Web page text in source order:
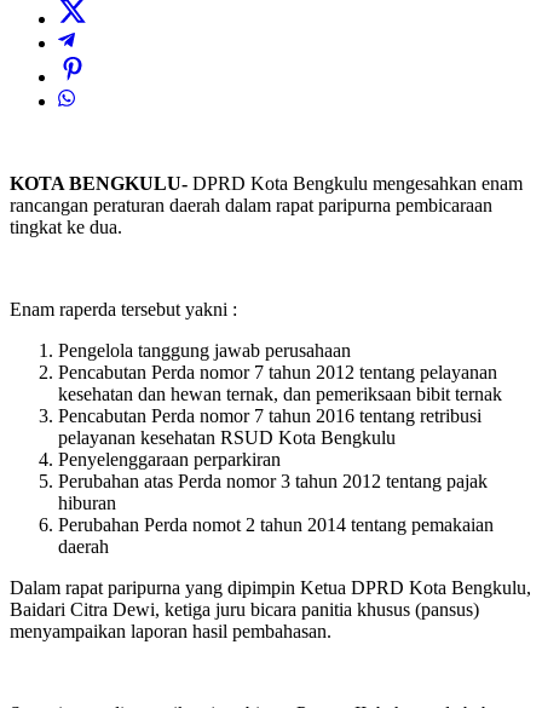
KOTA BENGKULU- DPRD Kota Bengkulu mengesahkan enam
rancangan peraturan daerah dalam rapat paripurna pembicaraan
tingkat ke dua.
Enam raperda tersebut yakni :
Pengelola tanggung jawab perusahaan
Pencabutan Perda nomor 7 tahun 2012 tentang pelayanan
kesehatan dan hewan ternak, dan pemeriksaan bibit ternak
Pencabutan Perda nomor 7 tahun 2016 tentang retribusi
pelayanan kesehatan RSUD Kota Bengkulu
Penyelenggaraan perparkiran
Perubahan atas Perda nomor 3 tahun 2012 tentang pajak
hiburan
Perubahan Perda nomot 2 tahun 2014 tentang pemakaian
daerah
Dalam rapat paripurna yang dipimpin Ketua DPRD Kota Bengkulu,
Baidari Citra Dewi, ketiga juru bicara panitia khusus (pansus)
menyampaikan laporan hasil pembahasan.